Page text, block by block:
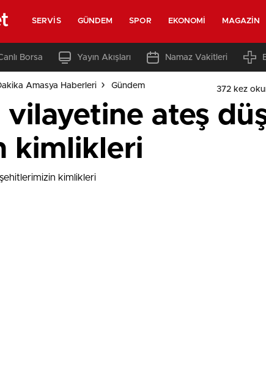
SERVIS GÜNDEM SPOR EKONOMI MAGAZIN
Borsa Yayın Akışları Namaz Vakitleri
Amasya Haberleri Gündem 372 kez
vilayetine ateş
kimlikleri